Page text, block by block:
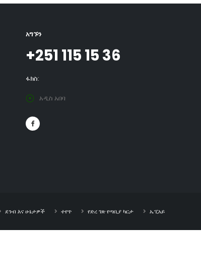
አግኙን
+251 115 15 36
ፋክስ:
አዲስ አበባ
ደንብ እና ሁኔታዎች ተየጥ የድረ ገጽ የጣቢያ ካርታ ኤፒአይ